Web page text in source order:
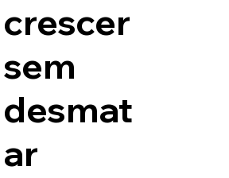
crescer
sem
desmat
ar